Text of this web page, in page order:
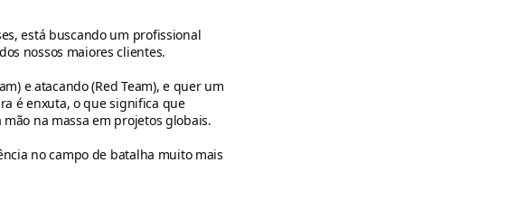
está buscando um profissional
nossos maiores clientes.
e atacando (Red Team), e quer um
é enxuta, o que significa que
na massa em projetos globais.
no campo de batalha muito mais